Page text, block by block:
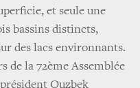
et seule une
bassins distincts,
des lacs environnants.
de la 72ème Assemblée
Ouzbek